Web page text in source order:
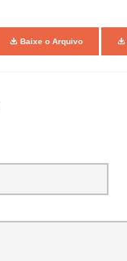
Baixe o Arquivo